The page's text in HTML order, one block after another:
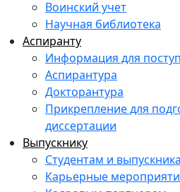
Воинский учет
Научная библиотека
Аспиранту
Информация для
Аспирантура
Докторантура
Прикрепление для
диссертации
Выпускнику
Студентам и
Карьерные